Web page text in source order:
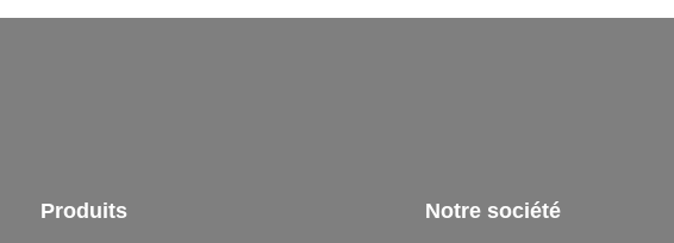
Produits Notre société